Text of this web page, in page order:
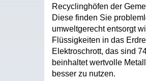
Recyclinghöfen der
Diese finden Sie
umweltgerecht entsorgt
Flüssigkeiten in das
Elektroschrott, das sind
beinhaltet wertvolle
besser zu nutzen.